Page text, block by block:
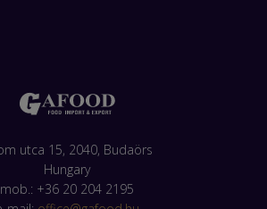
utca 15, 2040, Budaörs
Hungary
mob.: +36 20 204 2195